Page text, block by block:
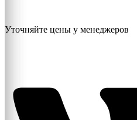
Уточняйте цены у менеджеров